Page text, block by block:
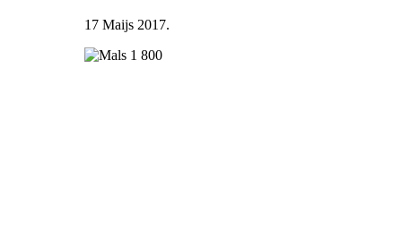
17 Maijs 2017.